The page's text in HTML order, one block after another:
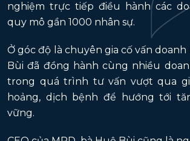
nghiệm trực tiếp điều hành các
quy mô gần 1000 nhân sự.
Ở góc độ là chuyên gia cố vấn
Bùi đã đồng hành cùng nhiều
trong quá trình tư vấn vượt qua
hoảng, dịch bệnh để hướng tới
vững.